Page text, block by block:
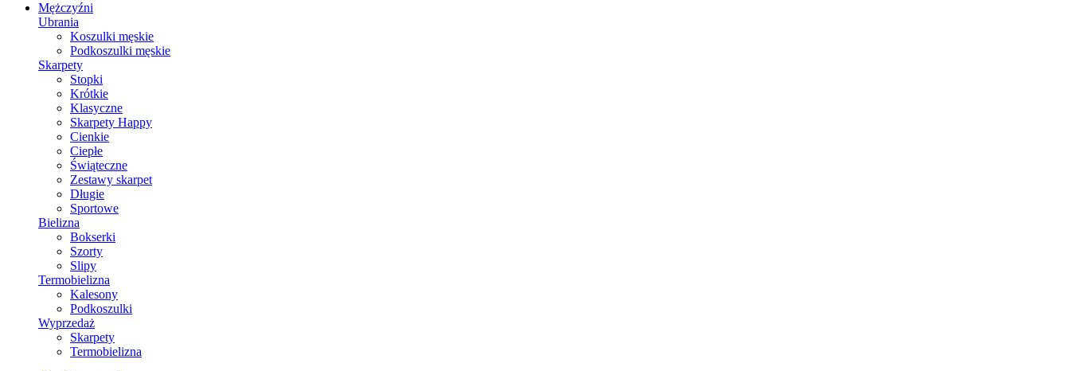
Mężczyźni
Ubrania
Koszulki męskie
Podkoszulki męskie
Skarpety
Stopki
Krótkie
Klasyczne
Skarpety Happy
Cienkie
Ciepłe
Świąteczne
Zestawy skarpet
Długie
Sportowe
Bielizna
Bokserki
Szorty
Slipy
Termobielizna
Kalesony
Podkoszulki
Wyprzedaż
Skarpety
Termobielizna